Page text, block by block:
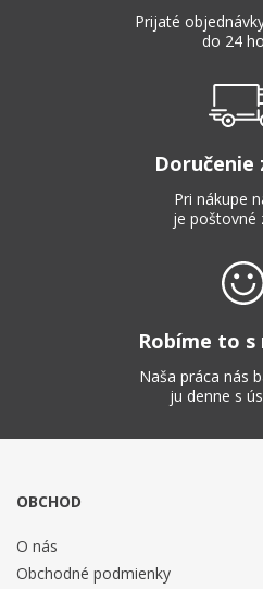
Prijaté
do 24
Doručenie
Pri nákupe
je poštovné
Robíme to
Naša práca nás
ju denne s
OBCHOD
O nás
Obchodné podmienky